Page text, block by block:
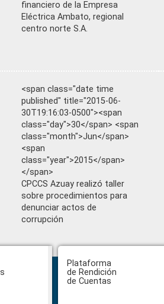
financiero de la Empresa
Eléctrica Ambato, regional
centro norte S.A.
<span class="date time
published" title="2015-06-
30T19:16:03-0500"><span
class="day">30</span> <span
class="month">Jun</span>
<span
class="year">2015</span>
</span>
CPCCS Azuay realizó taller
sobre procedimientos para
denunciar actos de
corrupción
Plataforma
de Rendición
de Cuentas